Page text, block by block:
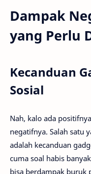
Dampak
yang Perlu
Kecanduan
Sosial
Nah, kalo ada
negatifnya. Salah satu
adalah kecanduan
cuma soal habis
bisa berdampak buruk